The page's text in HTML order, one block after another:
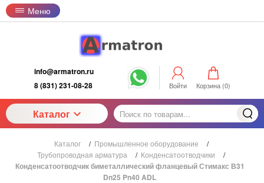
Меню
info@armatron.ru
8 (831) 231-08-28
Войти Корзина (0)
Каталог
Каталог / Промышленное оборудование
/
Трубопроводная арматура
/ Конденсатоотводчики /
Конденсатоотводчик биметаллический фланцевый Стимакс В31
Dn25 Pn40 ADL